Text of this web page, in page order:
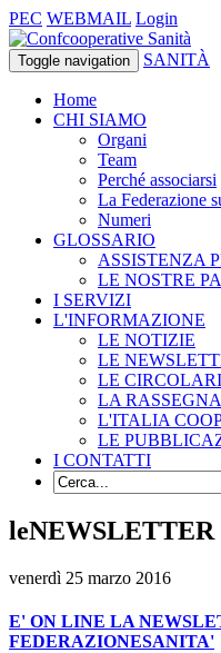
PEC WEBMAIL Login
Toggle navigation SANITÀ
Home
CHI SIAMO
Organi
Team
Perché associarsi
La Federazione
Numeri
GLOSSARIO
ASSISTENZA
LE NOSTRE
I SERVIZI
L'INFORMAZIONE
LE NOTIZIE
LE
LE CIRCOLARI
LA
L'ITALIA
LE
I CONTATTI
leNEWSLETTER
venerdì 25 marzo 2016
E' ON LINE LA
FEDERAZIONESANITA'